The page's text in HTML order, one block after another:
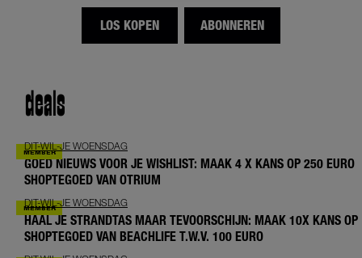
LOS KOPEN ABONNEREN
deals
DIT-WIL-JE WOENSDAG
GOED NIEUWS VOOR JE WISHLIST: MAAK 4 X KANS OP 250 EURO
SHOPTEGOED VAN OTRIUM
DIT-WIL-JE WOENSDAG
HAAL JE STRANDTAS MAAR TEVOORSCHIJN: MAAK 10X KANS OP
SHOPTEGOED VAN BEACHLIFE T.W.V. 100 EURO